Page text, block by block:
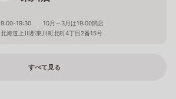
9:00-19:30 10月～3月は19:00閉店
北海道上川郡東川町北町4丁目2番15号
すべて見る